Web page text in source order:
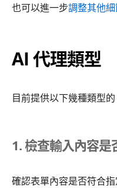
也可以進一步調整其他
AI 代理類型
目前提供以下幾種類型的
1. 檢查輸入內容是
確認表單內容是否符合